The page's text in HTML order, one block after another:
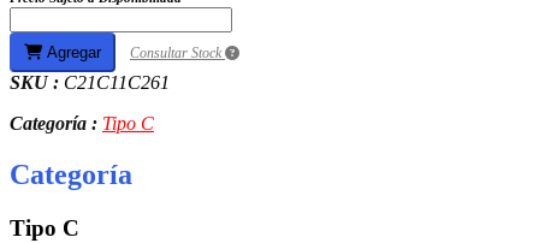
Agregar Consultar Stock
SKU : C21C11C261
Categoría : Tipo C
Categoría
Tipo C